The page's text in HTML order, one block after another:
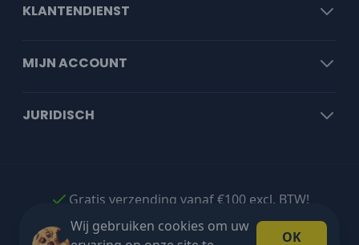
Wij gebruiken cookies om uw
OK
KLANTENDIENST
MIJN ACCOUNT
JURIDISCH
Gratis verzending vanaf €100 excl. BTW!